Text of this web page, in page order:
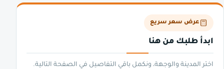
عرض سعر سريع
ابدأ طلبك من هنا
اختر المدينة والوجهة، ونكمل باقي التفاصيل في الصفحة التالية.